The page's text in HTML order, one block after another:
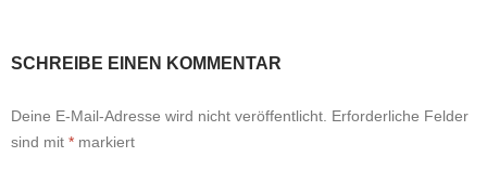
SCHREIBE EINEN KOMMENTAR
Deine E-Mail-Adresse wird nicht veröffentlicht. Erforderliche Felder
sind mit * markiert